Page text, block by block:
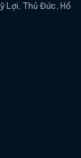
Lợi, Thủ Đức, Hồ